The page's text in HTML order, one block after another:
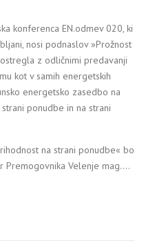
konferenca EN.odmev 020, ki
nosi podnaslov »Prožnost
z odličnimi predavanji
kot v samih energetskih
energetsko zasedbo na
ponudbe in na strani
na strani ponudbe« bo
Velenje mag.…